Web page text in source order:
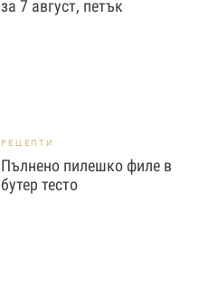
за 7 август, петък
РЕЦЕПТИ
Пълнено пилешко филе в
бутер тесто